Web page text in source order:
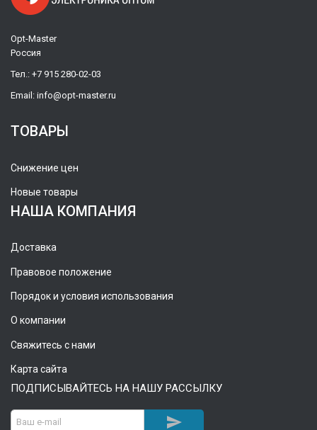
Opt-Master
Россия
Тел.: +7 915 280-02-03
Email: info@opt-master.ru
ТОВАРЫ
Снижение цен
Новые товары
НАША КОМПАНИЯ
Доставка
Правовое положение
Порядок и условия использования
О компании
Свяжитесь с нами
Карта сайта
ПОДПИСЫВАЙТЕСЬ НА НАШУ РАССЫЛКУ
